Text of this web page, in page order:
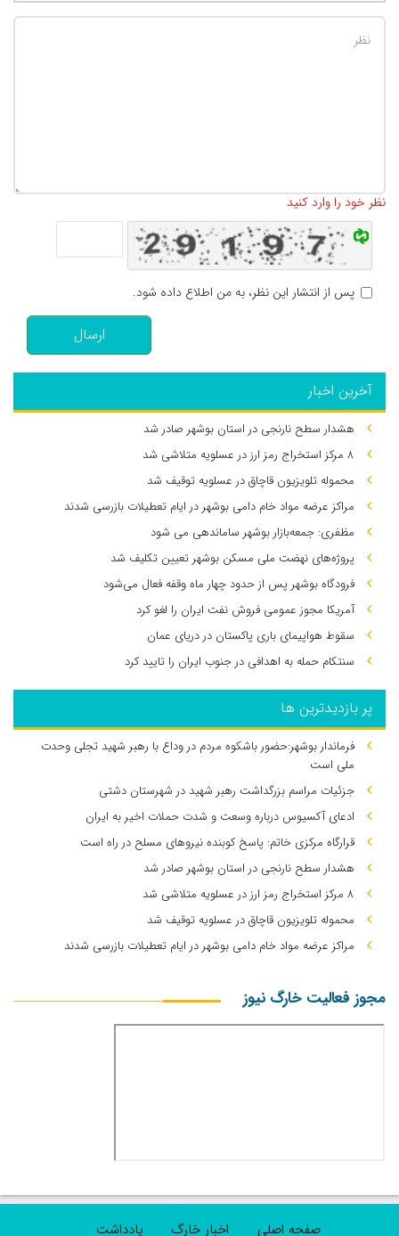
نظر خود را وارد کنید
پس از انتشار این نظر، به من اطلاع داده شود.
ارسال
آخرین اخبار
هشدار سطح نارنجی در استان بوشهر صادر شد
۸ مرکز استخراج رمز ارز در عسلویه متلاشی شد
محموله تلویزیون قاچاق در عسلویه توقیف شد
مراکز عرضه مواد خام دامی بوشهر در ایام تعطیلات بازرسی شدند
مظفری: جمعه‌بازار بوشهر ساماندهی می‌ شود
پروژه‌های نهضت ملی مسکن بوشهر تعیین تکلیف شد
فرودگاه بوشهر پس از حدود چهار ماه وقفه فعال می‌شود
آمریکا مجوز عمومی فروش نفت ایران را لغو کرد
سقوط هواپیمای باری پاکستان در دریای عمان
سنتکام حمله به اهدافی در جنوب ایران را تایید کرد
پر بازدیدترین ها
فرماندار بوشهر:حضور باشکوه مردم در وداع با رهبر شهید تجلی وحدت
ملی است
جزئیات مراسم بزرگداشت رهبر شهید در شهرستان دشتی
ادعای آکسیوس درباره وسعت و شدت حملات اخیر به ایران
قرارگاه مرکزی خاتم: پاسخ کوبنده نیروهای مسلح در راه است
هشدار سطح نارنجی در استان بوشهر صادر شد
۸ مرکز استخراج رمز ارز در عسلویه متلاشی شد
محموله تلویزیون قاچاق در عسلویه توقیف شد
مراکز عرضه مواد خام دامی بوشهر در ایام تعطیلات بازرسی شدند
مجوز فعالیت خارگ نیوز
صفحه اصلی اخبار خارگ یادداشت